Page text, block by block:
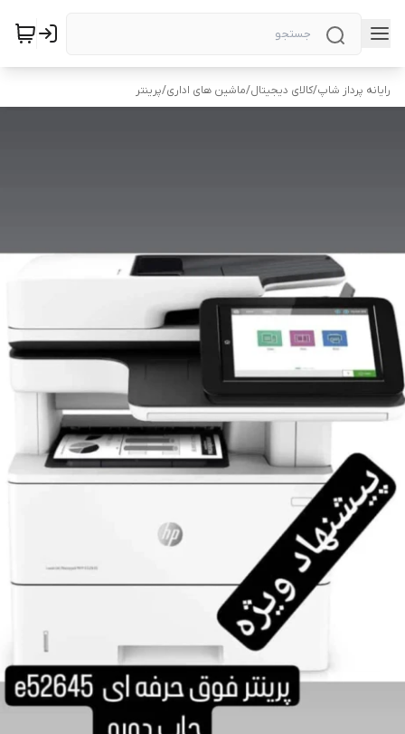
رایانه پرداز شاپ/کالای دیجیتال/ماشین های اداری/پرینتر